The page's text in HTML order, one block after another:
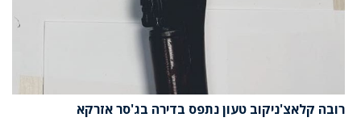
רובה קלאצ'ניקוב טעון נתפס בדירה בג'סר אזרקא